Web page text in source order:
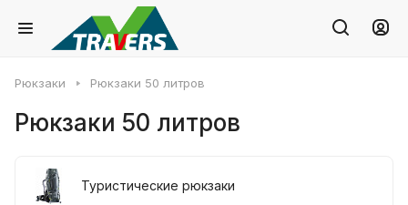
Рюкзаки Рюкзаки 50 литров
Рюкзаки 50 литров
Туристические рюкзаки